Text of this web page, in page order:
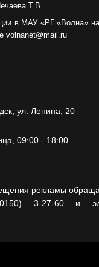
Т.В.
в МАУ «РГ «Волна»
volnanet@mail.ru
ул. Ленина, 20
09:00 - 18:00
рекламы
3-27-60 и